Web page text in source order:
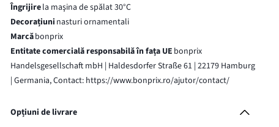
Îngrijirela maşina de spălat 30°C
Decorațiuni nasturi ornamentali
Marcăbonprix
Entitate comercială responsabilă în fața UE bonprix
Handelsgesellschaft mbH | Haldesdorfer Straße 61 | 22179 Hamburg
| Germania, Contact: https://www.bonprix.ro/ajutor/contact/
Opțiuni de livrare